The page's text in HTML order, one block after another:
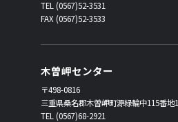
TEL (0567)52-3531
FAX (0567)52-3533
木曽岬センター
〒498-0816
三重県桑名郡木曽岬町源緑輪中115番地1
TEL (0567)68-2921